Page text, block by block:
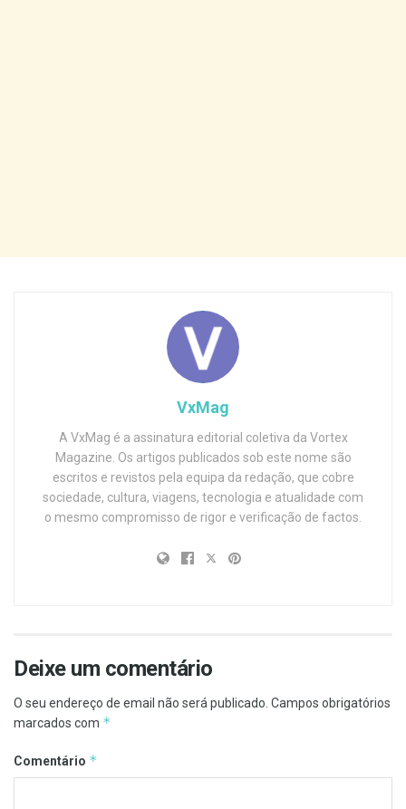
VxMag
A VxMag é a assinatura editorial coletiva da Vortex
Magazine. Os artigos publicados sob este nome são
escritos e revistos pela equipa da redação, que cobre
sociedade, cultura, viagens, tecnologia e atualidade com
o mesmo compromisso de rigor e verificação de factos.
Deixe um comentário
O seu endereço de email não será publicado. Campos obrigatórios
marcados com *
Comentário *